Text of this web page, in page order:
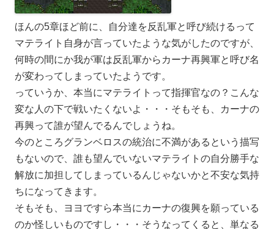
ほんの5章ほど前に、自分達を反乱軍と呼び続けるって
マテライト自身が言っていたような気がしたのですが、
何時の間にか我が軍は反乱軍からカーナ再興軍と呼び名
が変わってしまっていたようです。
っていうか、本当にマテライトって指揮官なの？こんな
変な人の下で戦いたくないよ・・・そもそも、カーナの
再興って誰が望んでるんでしょうね。
今のところグランベロスの統治に不満があるという描写
もないので、誰も望んでいないマテライトの自分勝手な
解放に加担してしまっているんじゃないかと不安な気持
ちになってきます。
そもそも、ヨヨですら本当にカーナの復興を願っている
のか怪しいものですし・・・そうなってくると、単なる